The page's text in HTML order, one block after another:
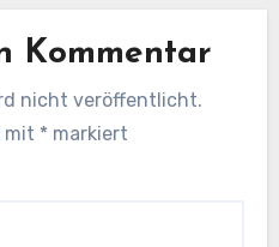
Kommentar
nicht veröffentlicht.
mit * markiert